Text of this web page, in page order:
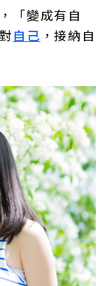
「變成有自
自己 ，接納自